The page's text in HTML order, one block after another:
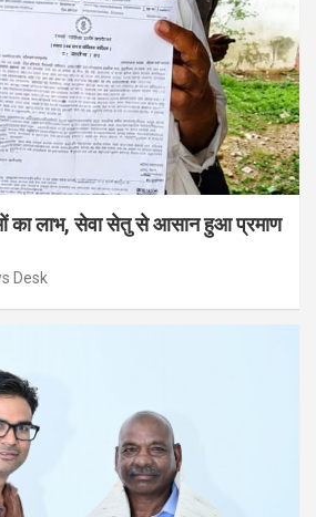
का लाभ, सेवा सेतु से आसान हुआ प्रमाण
Desk